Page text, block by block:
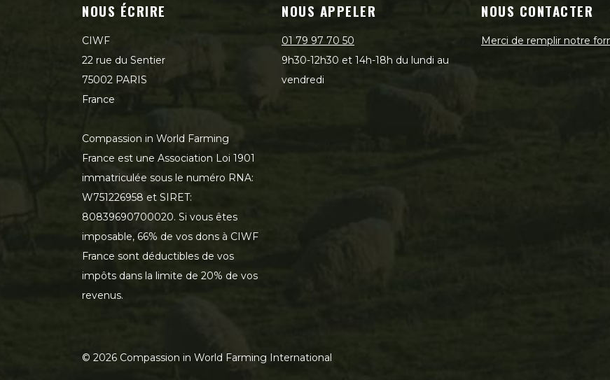
NOUS ÉCRIRE
CIWF
22 rue du Sentier
75002 PARIS
France
Compassion in World Farming
France est une Association Loi 1901
immatriculée sous le numéro RNA:
W751226958 et SIRET:
80839690700020. Si vous êtes
imposable, 66% de vos dons à CIWF
France sont déductibles de vos
impôts dans la limite de 20% de vos
revenus.
NOUS APPELER
01 79 97 70 50
9h30-12h30 et 14h-18h du lundi au
vendredi
NOUS CONTACTER
Merci de remplir notre
© 2026 Compassion in World Farming International